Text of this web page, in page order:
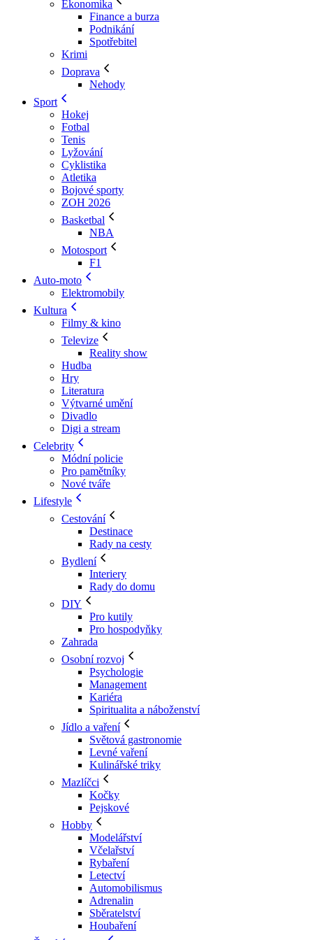
Ekonomika
Finance a burza
Podnikání
Spotřebitel
Krimi
Doprava
Nehody
Sport
Hokej
Fotbal
Tenis
Lyžování
Cyklistika
Atletika
Bojové sporty
ZOH 2026
Basketbal
NBA
Motosport
F1
Auto-moto
Elektromobily
Kultura
Filmy & kino
Televize
Reality show
Hudba
Hry
Literatura
Výtvarné umění
Divadlo
Digi a stream
Celebrity
Módní policie
Pro pamětníky
Nové tváře
Lifestyle
Cestování
Destinace
Rady na cesty
Bydlení
Interiery
Rady do domu
DIY
Pro kutily
Pro hospodyňky
Zahrada
Osobní rozvoj
Psychologie
Management
Kariéra
Spiritualita a náboženství
Jídlo a vaření
Světová gastronomie
Levné vaření
Kulinářské triky
Mazlíčci
Kočky
Pejskové
Hobby
Modelářství
Včelařství
Rybaření
Letectví
Automobilismus
Adrenalin
Sběratelství
Houbaření